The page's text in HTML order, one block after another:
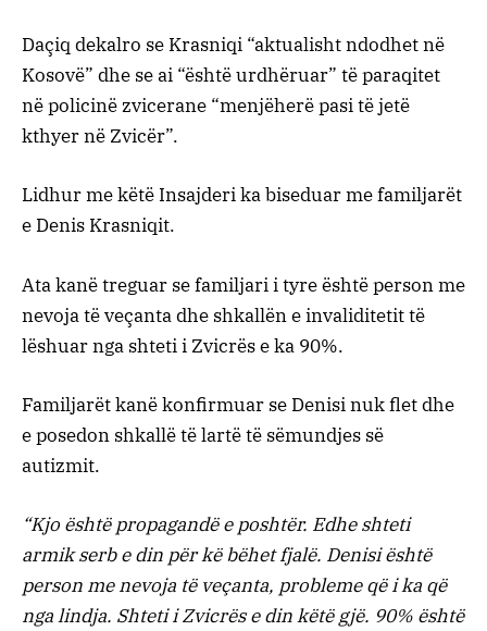
Daçiq dekalro se Krasniqi “aktualisht ndodhet në
Kosovë” dhe se ai “është urdhëruar” të paraqitet
në policinë zvicerane “menjëherë pasi të jetë
kthyer në Zvicër”.
Lidhur me këtë Insajderi ka biseduar me familjarët
e Denis Krasniqit.
Ata kanë treguar se familjari i tyre është person me
nevoja të veçanta dhe shkallën e invaliditetit të
lëshuar nga shteti i Zvicrës e ka 90%.
Familjarët kanë konfirmuar se Denisi nuk flet dhe
e posedon shkallë të lartë të sëmundjes së
autizmit.
“Kjo është propagandë e poshtër. Edhe shteti
armik serb e din për kë bëhet fjalë. Denisi është
person me nevoja të veçanta, probleme që i ka që
nga lindja. Shteti i Zvicrës e din këtë gjë. 90% është